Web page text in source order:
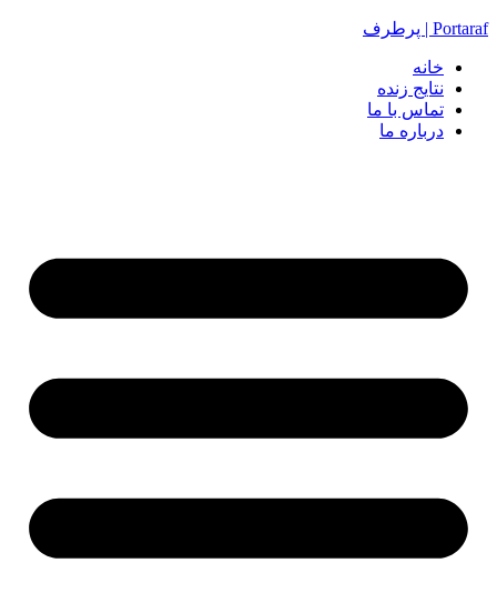
Portaraf | پرطرف
خانه
نتایج زنده
تماس با ما
درباره ما